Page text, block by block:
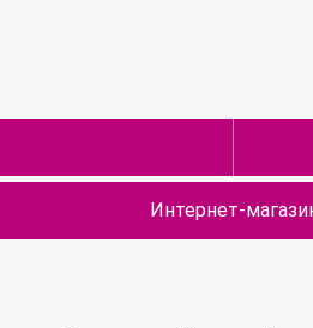
Интернет-